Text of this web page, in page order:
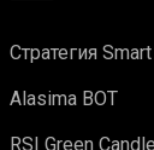
Стратегия
Alasima BOT
RSI Green